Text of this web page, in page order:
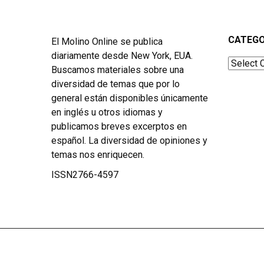
El Molino Online se publica
diariamente desde New York, EUA.
Buscamos materiales sobre una
diversidad de temas que por lo
general están disponibles únicamente
en inglés u otros idiomas y
publicamos breves excerptos en
español. La diversidad de opiniones y
temas nos enriquecen.
ISSN2766-4597